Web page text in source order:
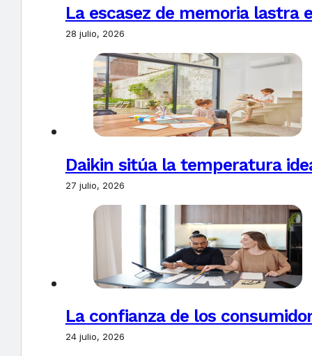
La escasez de memoria lastra
28 julio, 2026
Daikin sitúa la temperatura
27 julio, 2026
La confianza de los
24 julio, 2026